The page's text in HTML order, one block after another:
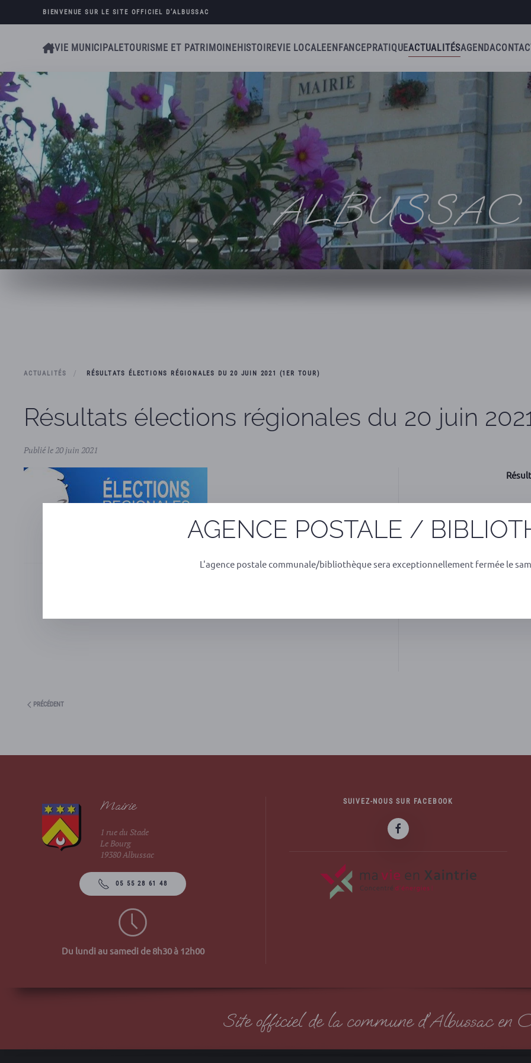
Skip to main content
BIENVENUE SUR LE SITE OFFICIEL D’ALBUSSAC
VIE MUNICIPALETOURISME ET PATRIMOINEHISTOIREVIE LOCALEENFANCEPRATIQUEACTUALITÉSAGENDA
ALBUSSAC
ACTUALITÉS RÉSULTATS ÉLECTIONS RÉGIONALES DU 20 JUIN 2021 (1ER TOUR)
Résultats élections régionales du 20 juin
Publié le 20 juin 2021
PRÉCÉDENT
Mairie
1 rue du Stade
Le Bourg
19380 Albussac
05 55 28 61 48
Du lundi au samedi de 8h30 à 12h00
SUIVEZ-NOUS SUR FACEBOOK
Site officiel de la commune d'Albussac en
AGENCE POSTALE /
L'agence postale communale/bibliothèque sera exceptionnellement fermée le